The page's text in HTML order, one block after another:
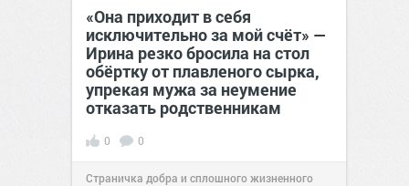
«Она приходит в себя
исключительно за мой счёт» —
Ирина резко бросила на стол
обёртку от плавленого сырка,
упрекая мужа за неумение
отказать родственникам
0 0
Страничка добра и сплошного жизненного